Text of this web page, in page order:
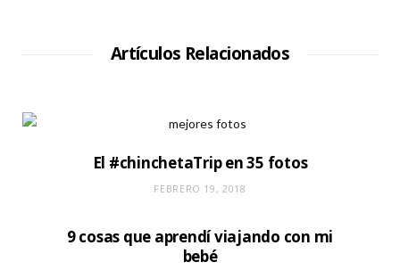
W
e
Artículos Relacionados
El #chinchetaTrip en 35 fotos
FEBRERO 19, 2018
9 cosas que aprendí viajando con mi
bebé